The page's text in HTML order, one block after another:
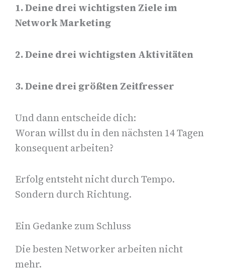
1. Deine drei wichtigsten Ziele im
Network Marketing
2. Deine drei wichtigsten Aktivitäten
3. Deine drei größten Zeitfresser
Und dann entscheide dich:
Woran willst du in den nächsten 14 Tagen
konsequent arbeiten?
Erfolg entsteht nicht durch Tempo.
Sondern durch Richtung.
Ein Gedanke zum Schluss
Die besten Networker arbeiten nicht
mehr.